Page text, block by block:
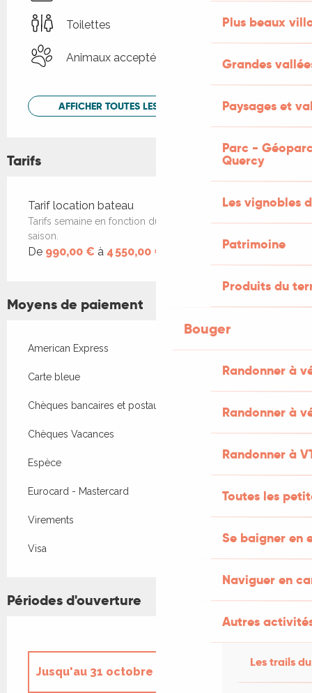
Plus beaux
Grandes
Paysages et
Parc -
Quercy
Les vignobles
Patrimoine
Produits du
Bouger
Randonner à
Randonner à
Randonner à
Toutes les
Se baigner en
Naviguer en
Autres
Les trails
Toilettes
Animaux acceptés
AFFICHER TOUTES LES PRESTATIONS
Tarifs
Tarifs 2026
Tarif location bateau
Tarifs semaine en fonction du nombre de places et de la
saison.
De 990,00 € à 4 550,00 €
Moyens de paiement
American Express
Carte bleue
Chèques bancaires et postaux
Chèques Vacances
Espèce
Eurocard - Mastercard
Virements
Visa
Périodes d'ouverture
Jusqu'au 31 octobre 2026